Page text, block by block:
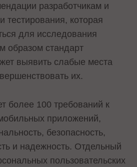
разработчикам и
тестирования, которая
для исследования
образом стандарт
выявить слабые места
их.
более 100 требований к
приложений,
безопасность,
и надежность. Отдельный
пользовательских